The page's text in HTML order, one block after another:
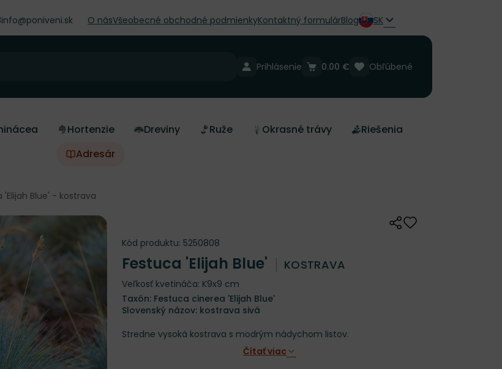
info@poniveni.sk O násVšeobecné obchodné podmienkyKontaktný formulárBlog SK
Prihlásenie Obľúbené
0.00 €
Hortenzie Dreviny Ruže Okrasné trávy
Riešenia
Adresár
'Elijah Blue' - kostrava
ZdieľaťOdober do
Kód produktu: 5250808
Festuca 'Elijah Blue' KOSTRAVA
Veľkosť kvetináča: K9x9 cm
Taxón: Festuca cinerea 'Elijah Blue'
Slovenský názov: kostrava sivá
Stredne vysoká kostrava s modrým nádychom listov.
Čítať viac